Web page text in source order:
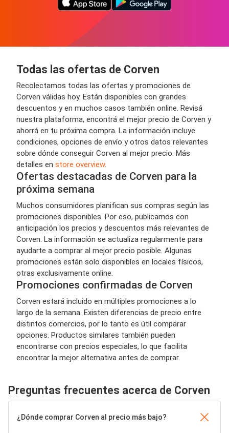
Todas las ofertas de Corven
Recolectamos todas las ofertas y promociones de
Corven válidas hoy. Están disponibles con grandes
descuentos y en muchos casos también online. Revisá
nuestra plataforma, encontrá el mejor precio de Corven y
ahorrá en tu próxima compra. La información incluye
condiciones, opciones de envío y otros datos relevantes
sobre dónde conseguir Corven al mejor precio. Más
detalles en store overview.
Ofertas destacadas de Corven para la
próxima semana
Muchos consumidores planifican sus compras según las
promociones disponibles. Por eso, publicamos con
anticipación los precios y descuentos más relevantes de
Corven. La información se actualiza regularmente para
ayudarte a comprar al mejor precio posible. Algunas
promociones están solo disponibles en locales físicos,
otras exclusivamente online.
Promociones confirmadas de Corven
Corven estará incluido en múltiples promociones a lo
largo de la semana. Existen diferencias de precio entre
distintos comercios, por lo tanto es útil comparar
opciones. Productos similares también pueden
encontrarse con precios especiales, lo que facilita
encontrar la mejor alternativa antes de comprar.
Preguntas frecuentes acerca de Corven
¿Dónde comprar Corven al precio más bajo?